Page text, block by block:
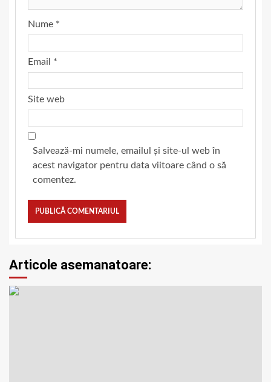
Nume *
Email *
Site web
Salvează-mi numele, emailul și site-ul web în
acest navigator pentru data viitoare când o să
comentez.
Articole asemanatoare: